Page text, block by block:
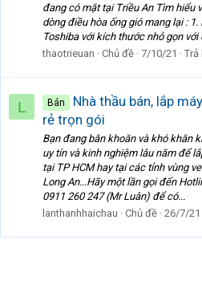
đang có mặt tại Triều An Tìm hiểu
dòng điều hòa ống gió mang lại :
Toshiba với kích thước nhỏ gọn với
thaotrieuan
Chủ đề 7/10/21 Trả
L Bán
Nhà thầu bán, lắp
rẻ trọn gói
Bạn đang băn khoăn và khó khăn
uy tín và kinh nghiệm lâu năm để
tại TP HCM hay tại các tỉnh vùng
Long An...Hãy một lần gọi đến
0911 260 247 (Mr Luân) để có...
lanthanhhaichau
Chủ đề 26/7/21